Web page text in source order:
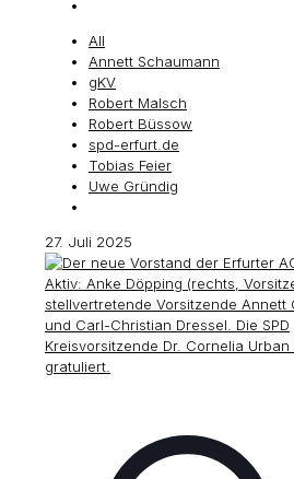
All
Annett Schaumann
gKV
Robert Malsch
Robert Büssow
spd-erfurt.de
Tobias Feier
Uwe Gründig
27. Juli 2025